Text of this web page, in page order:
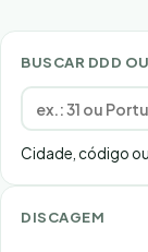
BUSCAR DDD
Cidade, código ou
DISCAGEM